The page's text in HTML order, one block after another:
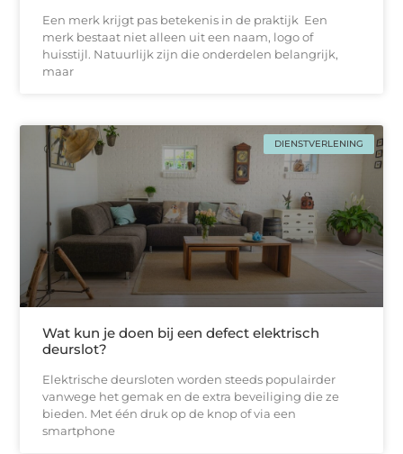
Een merk krijgt pas betekenis in de praktijk Een
merk bestaat niet alleen uit een naam, logo of
huisstijl. Natuurlijk zijn die onderdelen belangrijk,
maar
DIENSTVERLENING
Wat kun je doen bij een defect elektrisch
deurslot?
Elektrische deursloten worden steeds populairder
vanwege het gemak en de extra beveiliging die ze
bieden. Met één druk op de knop of via een
smartphone